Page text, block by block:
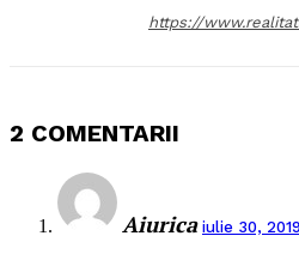
https://
2 COMENTARII
Aiurica iulie 30,